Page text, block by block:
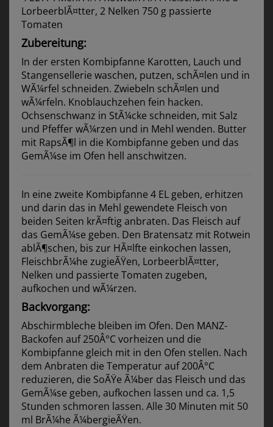
LorbeerblÃ¤tter, 2 Nelken 750 g passierte
Tomaten
Zubereitung:
In der ersten Kombipfanne Karotten, Lauch und
Stangensellerie waschen, putzen, schÃ¤len und in
WÃ¼rfel schneiden. Zwiebeln schÃ¤len und
wÃ¼rfeln. Knoblauchzehen fein hacken.
Ochsenschwanz in StÃ¼cke schneiden, mit Salz
und Pfeffer wÃ¼rzen und in Mehl wenden. Butter
mit RapsÃ¶l in die Kombipfanne geben und das
GemÃ¼se im Ofen hell anschwitzen.
In eine zweite Kombipfanne 4 EL geben, erhitzen
und darin das in Mehl gewendete Fleisch von
beiden Seiten krÃ¤ftig anbraten. Das Fleisch auf
das GemÃ¼se geben. Den Bratensatz mit Rotwein
ablÃ¶schen, bis zur HÃ¤lfte einkochen lassen,
FleischbrÃ¼he zugieÃŸen, LorbeerblÃ¤tter,
Nelken und passierte Tomaten zugeben,
aufkochen und wÃ¼rzen.
Backvorgang:
Abschirmbleche bleiben im Ofen. Den MANZ-
Backofen auf 250Â°C vorheizen und die
Kombipfanne gleich mit in den Ofen stellen. Nach
dem Anbraten die Temperatur auf 200Â°C
reduzieren, die SoÃŸe Ã¼ber das Fleisch und das
GemÃ¼se geben, aufkochen lassen und ca. 1,5
Stunden schmoren lassen. Alle 30 Minuten mit 50
ml BrÃ¼he Ã¼bergieÃŸen.